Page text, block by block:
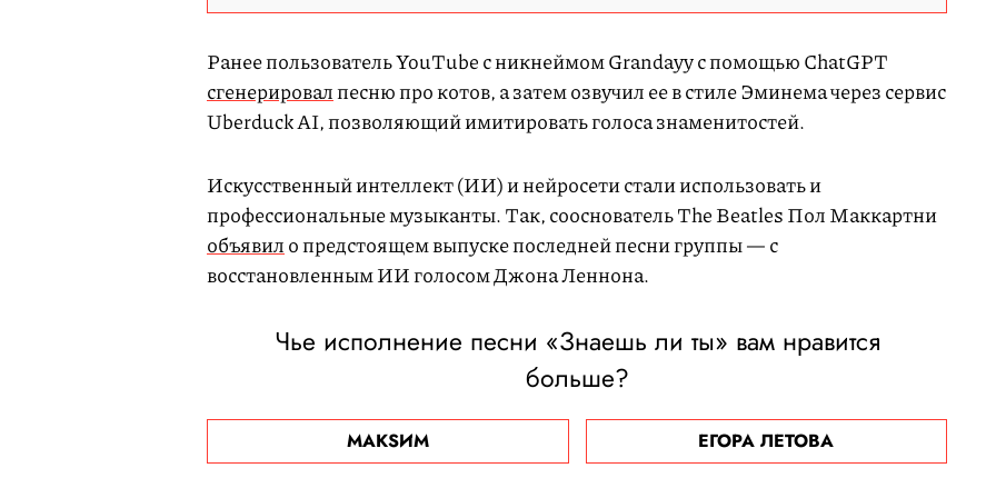
Ранее пользователь YouTube с никнеймом Grandayy с помощью ChatGPT
сгенерировалпесню про котов, а затем озвучил ее в стиле Эминема через сервис
Uberduck AI, позволяющий имитировать голоса знаменитостей.
Искусственный интеллект (ИИ) и нейросети стали использовать и
профессиональные музыканты. Так, сооснователь The Beatles Пол Маккартни
объявило предстоящем выпуске последней песни группы — с
восстановленным ИИ голосом Джона Леннона.
Чье исполнение песни «Знаешь ли ты» вам нравится
больше?
МАКSИМ ЕГОРА ЛЕТОВА